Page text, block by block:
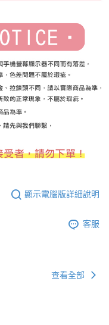
顯示電腦版詳細說明
客服
查看全部